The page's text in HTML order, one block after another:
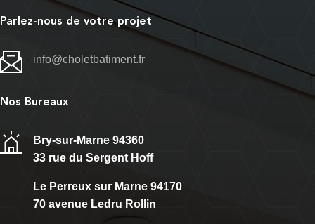
Parlez-nous de votre projet
info@choletbatiment.fr
Nos Bureaux
Bry-sur-Marne 94360
33 rue du Sergent Hoff
Le Perreux sur Marne 94170
70 avenue Ledru Rollin